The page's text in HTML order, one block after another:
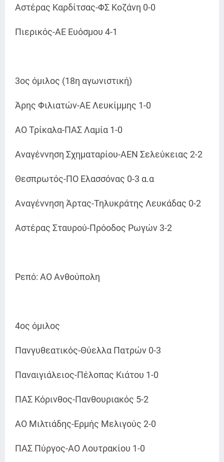
Αστέρας Καρδίτσας-ΦΣ Κοζάνη 0-0
Πιερικός-ΑΕ Ευόσμου 4-1
3ος όμιλος (18η αγωνιστική)
Άρης Φιλιατών-ΑΕ Λευκίμμης 1-0
ΑΟ Τρίκαλα-ΠΑΣ Λαμία 1-0
Αναγέννηση Σχηματαρίου-ΑΕΝ Σελεύκειας 2-2
Θεσπρωτός-ΠΟ Ελασσόνας 0-3 α.α
Αναγέννηση Άρτας-Τηλυκράτης Λευκάδας 0-2
Αστέρας Σταυρού-Πρόοδος Ρωγών 3-2
Ρεπό: ΑΟ Ανθούπολη
4ος όμιλος
Πανγυθεατικός-Θύελλα Πατρών 0-3
Παναιγιάλειος-Πέλοπας Κιάτου 1-0
ΠΑΣ Κόρινθος-Πανθουριακός 5-2
ΑΟ Μιλτιάδης-Ερμής Μελιγούς 2-0
ΠΑΣ Πύργος-ΑΟ Λουτρακίου 1-0